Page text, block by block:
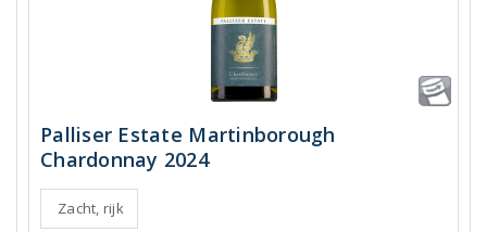
Palliser Estate Martinborough
Chardonnay 2024
Zacht, rijk